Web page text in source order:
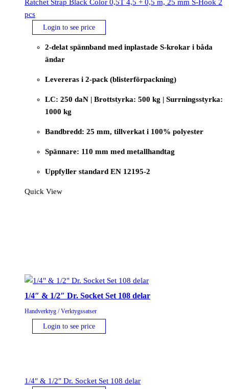
Ratchet Strap Black Color 0,5T 4,5 + 0,5 m, 25 mm S-Hook 2
pcs
Login to see price
2-delat spännband med inplastade S-krokar i båda
ändar
Levereras i 2-pack (blisterförpackning)
LC: 250 daN | Brottstyrka: 500 kg | Surrningsstyrka:
1000 kg
Bandbredd: 25 mm, tillverkat i 100% polyester
Spännare: 110 mm med metallhandtag
Uppfyller standard EN 12195-2
Quick View
1/4″ & 1/2″ Dr. Socket Set 108 delar
Handverktyg / Verktygssatser
Login to see price
1/4″ & 1/2″ Dr. Socket Set 108 delar